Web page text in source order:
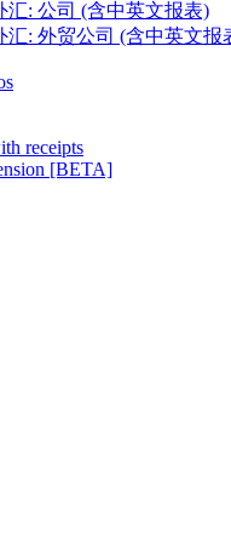
汇: 公司 (含中英文报表)
汇: 外贸公司 (含中英文报
receipts
[BETA]